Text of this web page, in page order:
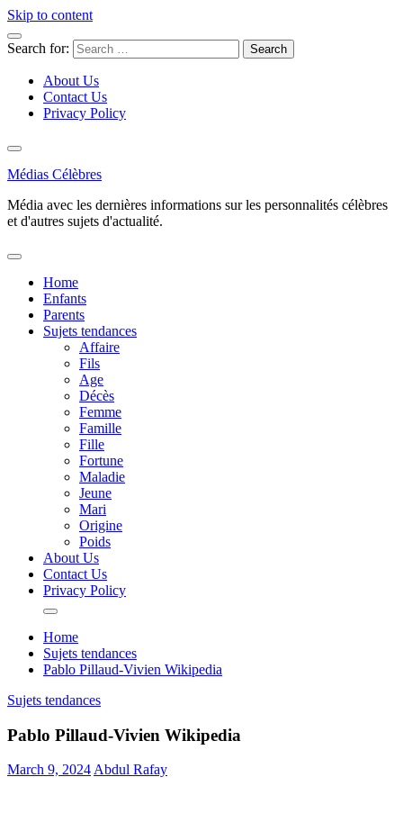
Skip to content
Search for:
About Us
Contact Us
Privacy Policy
Médias Célèbres
Média avec les dernières informations sur les personnalités célèbres
et d'autres sujets d'actualité.
Home
Enfants
Parents
Sujets tendances
Affaire
Fils
Age
Décès
Femme
Famille
Fille
Fortune
Maladie
Jeune
Mari
Origine
Poids
About Us
Contact Us
Privacy Policy
Home
Sujets tendances
Pablo Pillaud-Vivien Wikipedia
Sujets tendances
Pablo Pillaud-Vivien Wikipedia
March 9, 2024Abdul Rafay